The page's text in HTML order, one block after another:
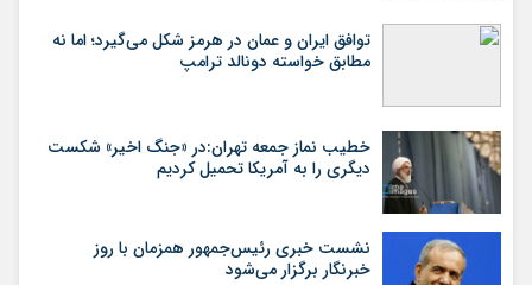
توافق ایران و عمان در هرمز شکل می‌گیرد؛ اما نه
مطابق خواسته دونالد ترامپ
خطیب نماز جمعه تهران:در «جنگ اخیر» شکست
دیگری را به آمریکا تحمیل کردیم
نشست خبری رئیس‌جمهور همزمان با روز
خبرنگار برگزار می‌شود